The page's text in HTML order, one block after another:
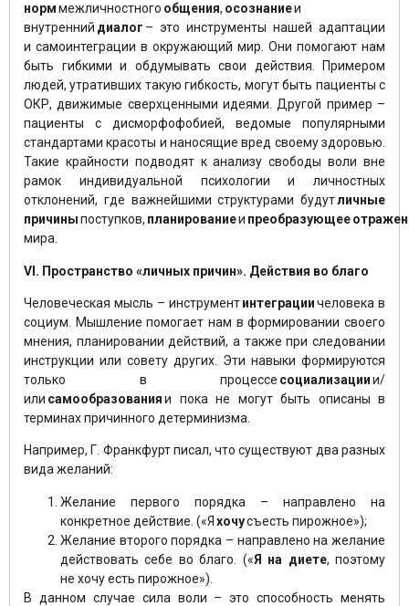
норммежличностного общения, осознаниеи
внутренний диалог – это инструменты нашей адаптации
и самоинтеграции в окружающий мир. Они помогают нам
быть гибкими и обдумывать свои действия. Примером
людей, утративших такую гибкость, могут быть пациенты с
ОКР, движимые сверхценными идеями. Другой пример –
пациенты с дисморфофобией, ведомые популярными
стандартами красоты и наносящие вред своему здоровью.
Такие крайности подводят к анализу свободы воли вне
рамок индивидуальной психологии и личностных
отклонений, где важнейшими структурами будутличные
причиныпоступков, планированиеи преобразующее
мира.
VI. Пространство «личных причин». Действия во благо
Человеческая мысль – инструментинтеграциичеловека в
социум. Мышление помогает нам в формировании своего
мнения, планировании действий, а также при следовании
инструкции или совету других. Эти навыки формируются
только в процессе социализациии/
или самообразованияи пока не могут быть описаны в
терминах причинного детерминизма.
Например, Г. Франкфурт писал, что существуют два разных
вида желаний:
Желание первого порядка – направлено на
конкретное действие. («Я хочусъесть пирожное»);
Желание второго порядка – направлено на желание
действовать себе во благо. («Я на диете, поэтому
не хочу есть пирожное»).
В данном случае сила воли – это способность менять